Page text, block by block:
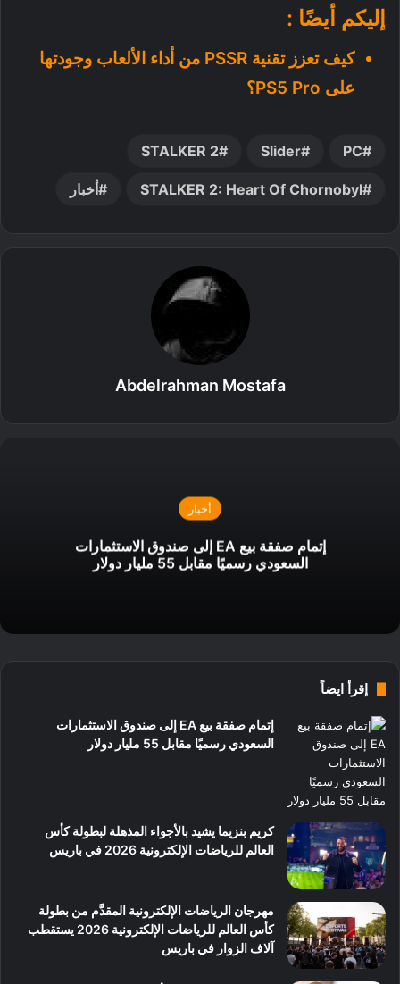
إليكم أيضًا :
كيف تعزز تقنية PSSR من أداء الألعاب وجودتها
على PS5 Pro؟
PC
Slider
STALKER 2
STALKER 2: Heart Of Chornobyl أخبار
Abdelrahman Mostafa
أخبار
إتمام صفقة بيع EA إلى صندوق الاستثمارات
السعودي رسميًا مقابل 55 مليار دولار
إقرأ ايضاً
إتمام صفقة بيع EA إلى صندوق الاستثمارات
السعودي رسميًا مقابل 55 مليار دولار
كريم بنزيما يشيد بالأجواء المذهلة لبطولة كأس
العالم للرياضات الإلكترونية 2026 في باريس
مهرجان الرياضات الإلكترونية المقدَّم من بطولة
كأس العالم للرياضات الإلكترونية 2026 يستقطب
آلاف الزوار في باريس